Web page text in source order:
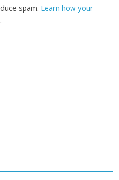
spam. Learn how your
.